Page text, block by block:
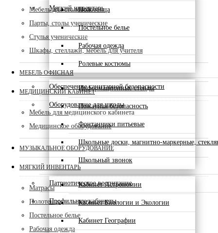
Мягкий инвентарь
Полотенца
Постельное белье
Рабочая одежда
Ролевые костюмы
Обеспечение санитарной безопасности
Оборудование для школы
Информационные стенды
Пожарная безопасность
Фонтанчики питьевые
Школьные доски, магнитно-маркерные,
Школьный звонок
Патриотическое воспитание
Профильные кабинеты
Кабинет Астрономии
Кабинет Биологии и Экологии
Кабинет Географии
Мебель для столовой
Парты, столы ученические
Стулья ученические
Шкафы, стеллажи, мебель для учителя
МЕБЕЛЬ ОФИСНАЯ
МЕДИЦИНСКИЙ КАБИНЕТ
Мебель для медицинского кабинета
Медицинское оборудование
МУЗЫКАЛЬНОЕ ОБОРУДОВАНИЕ
МЯГКИЙ ИНВЕНТАРЬ
Матрасы
Полотенца
Постельное белье
Рабочая одежда